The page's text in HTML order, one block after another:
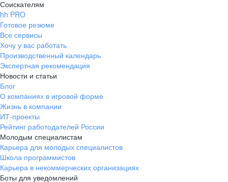
Соискателям
hh PRO
Готовое резюме
Все сервисы
Хочу у вас работать
Производственный календарь
Экспертная рекомендация
Новости и статьи
Блог
О компаниях в игровой форме
Жизнь в компании
ИТ-проекты
Рейтинг работодателей России
Молодым специалистам
Карьера для молодых специалистов
Школа программистов
Карьера в некоммерческих организациях
Боты для уведомлений